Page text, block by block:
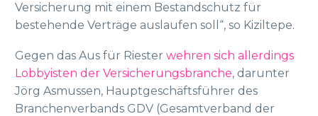
Versicherung mit einem Bestandschutz für
bestehende Verträge auslaufen soll“, so Kiziltepe.
Gegen das Aus für Riester wehren sich allerdings
Lobbyisten der Versicherungsbranche, darunter
Jörg Asmussen, Hauptgeschäftsführer des
Branchenverbands GDV (Gesamtverband der